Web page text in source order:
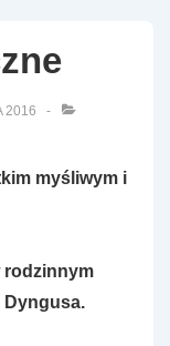
2016
myśliwym i
rodzinnym
Dyngusa.